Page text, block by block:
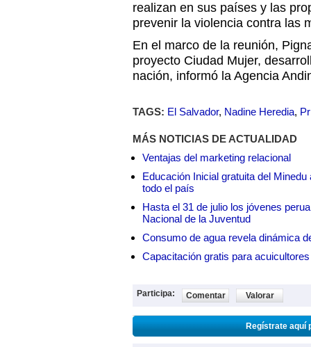
realizan en sus países y las
prevenir la violencia contra las
En el marco de la reunión,
proyecto Ciudad Mujer,
nación, informó la Agencia
TAGS: El Salvador, Nadine Heredia,
MÁS NOTICIAS DE ACTUALIDAD
Ventajas del marketing relacional
Educación Inicial gratuita del
todo el país
Hasta el 31 de julio los jóvenes
Nacional de la Juventud
Consumo de agua revela dinámica
Capacitación gratis para
Participa: Comentar Valorar
Regístrate aquí